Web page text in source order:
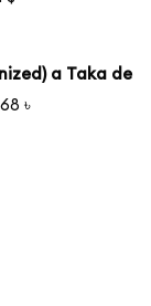
a Taka de
৳